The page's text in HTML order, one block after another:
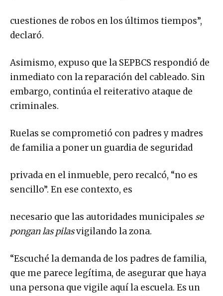
cuestiones de robos en los últimos tiempos”,
declaró.
Asimismo, expuso que la SEPBCS respondió de
inmediato con la reparación del cableado. Sin
embargo, continúa el reiterativo ataque de
criminales.
Ruelas se comprometió con padres y madres
de familia a poner un guardia de seguridad
privada en el inmueble, pero recalcó, “no es
sencillo”. En ese contexto, es
necesario que las autoridades municipales se
pongan las pilasvigilando la zona.
“Escuché la demanda de los padres de familia,
que me parece legítima, de asegurar que haya
una persona que vigile aquí la escuela. Es un